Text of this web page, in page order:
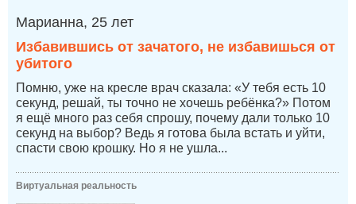
Марианна, 25 лет
Избавившись от зачатого, не избавишься от
убитого
Помню, уже на кресле врач сказала: «У тебя есть 10
секунд, решай, ты точно не хочешь ребёнка?» Потом
я ещё много раз себя спрошу, почему дали только 10
секунд на выбор? Ведь я готова была встать и уйти,
спасти свою крошку. Но я не ушла...
Виртуальная реальность